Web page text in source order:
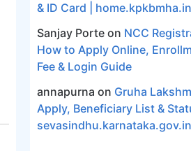
& ID Card | home.kpkbmha.in
Sanjay Porte on NCC
How to Apply Online,
Fee & Login Guide
annapurna on Gruha
Apply, Beneficiary List &
sevasindhu.karnataka.gov.in